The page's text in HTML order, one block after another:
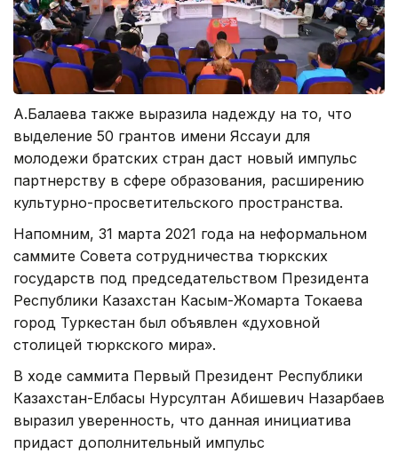
А.Балаева также выразила надежду на то, что
выделение 50 грантов имени Яссауи для
молодежи братских стран даст новый импульс
партнерству в сфере образования, расширению
культурно-просветительского пространства.
Напомним, 31 марта 2021 года на неформальном
саммите Совета сотрудничества тюркских
государств под председательством Президента
Республики Казахстан Касым-Жомарта Токаева
город Туркестан был объявлен «духовной
столицей тюркского мира».
В ходе саммита Первый Президент Республики
Казахстан-Елбасы Нурсултан Абишевич Назарбаев
выразил уверенность, что данная инициатива
придаст дополнительный импульс